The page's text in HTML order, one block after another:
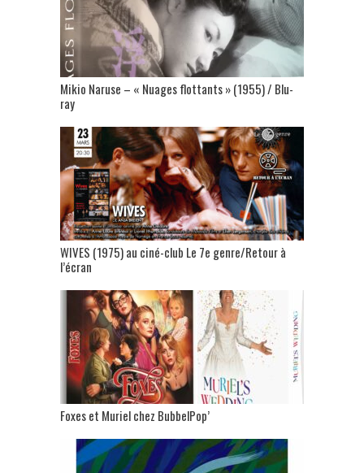
Mikio Naruse – « Nuages flottants » (1955) / Blu-
ray
WIVES (1975) au ciné-club Le 7e genre/Retour à
l’écran
Foxes et Muriel chez BubbelPop’